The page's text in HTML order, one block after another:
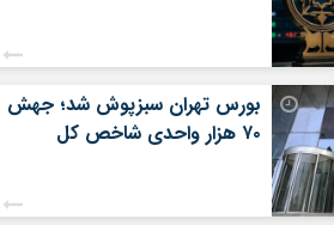
بورس تهران سبزپوش شد؛ جهش
۷۰ هزار واحدی شاخص کل